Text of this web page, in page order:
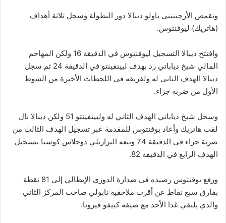
وتقمص الأرجنتيني باولو ديبالا دور البطولة وسجل ثلاثة أهداف
(هاتريك) ليوفنتوس.
وافتتح ديبالا التسجيل ليوفنتوس في الدقيقة 16 ولكن المهاجم
المالي شيخ دياباتي رد بهدف لبينفينتو في الدقيقة 24 ثم سجل
ديبالا الهدف الثاني له ولفريقه في اللحظات الأخيرة من الشوط
الأول من ضربة جزاء.
وسجل شيخ دياباتي الهدف الثاني له ولبينفينتو 51 ولكن ديبالا نال
لقب هاتريك وأعاد يوفنتوس للمقدمة عبر تسجيل الهدف الثالث من
ضربة جزاء في الدقيقة 74 وتبعه البرازيلي دوجلاس كوستا بتسجيل
الهدف الرابع في الدقيقة 82.
ورفع يوفنتوس رصيده في صدارة الدوري الإيطالي إلى 81 نقطة
بفارق سبع نقاط عن أقرب ملاحقيه نابولي صاحب المركز الثاني
والذي يلتقي غدا الأحد مع ضيفه كييفو فيرونا.